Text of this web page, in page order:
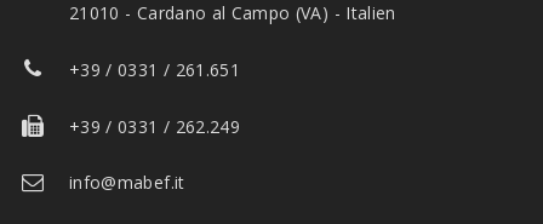
21010 - Cardano al Campo (VA) - Italien
+39 / 0331 / 261.651
+39 / 0331 / 262.249
info@mabef.it